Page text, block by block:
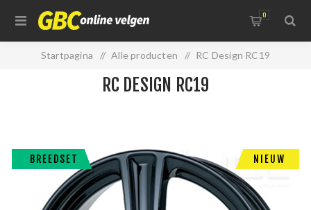
0
Startpagina / Alle producten / RC Design RC19
BREEDSET NIEUW
RC DESIGN RC19